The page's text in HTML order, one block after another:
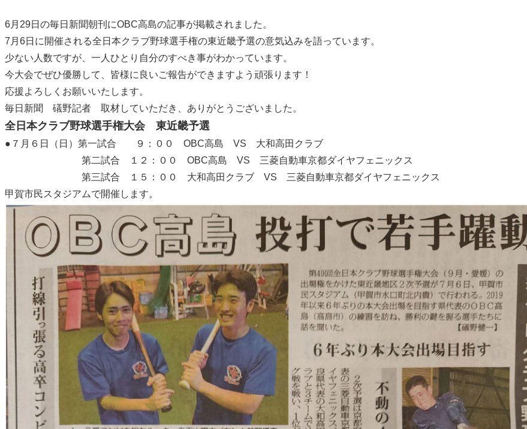
6月29日の毎日新聞朝刊にOBC高島の記事が掲載されました。
7月6日に開催される全日本クラブ野球選手権の東近畿予選の意気込みを語っています。
少ない人数ですが、一人ひとり自分のすべき事がわかっています。
今大会でぜひ優勝して、皆様に良いご報告ができますよう頑張ります！
応援よろしくお願いいたします。
毎日新聞 礒野記者 取材していただき、ありがとうございました。
全日本クラブ野球選手権大会 東近畿予選
●７月６日（日）第一試合 ９：００ OBC高島 VS 大和高田クラブ
第二試合 １２：００ OBC高島 VS 三菱自動車京都ダイヤフェニックス
第三試合 １５：００ 大和高田クラブ VS 三菱自動車京都ダイヤフェニックス
甲賀市民スタジアムで開催します。